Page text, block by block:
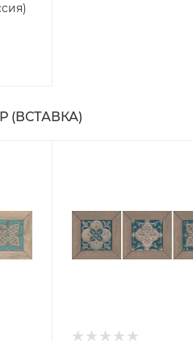
(ВСТАВКА)